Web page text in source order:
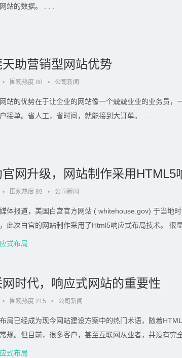
站的数据。 . . .
天助营销型网站优势
• 围观热度 88 • 公司新闻
站的优势在于让企业的网站像一个兢兢业业的业务员，
接单。省人工，省时间，就能接到大订单。 . . .
官网升级，网站制作采用HTML5
• 围观热度 89 • 公司新闻
体报道，美国白宫官方网站 ( whitehouse.gov) 于当地
此次白宫的网站制作采用了Html5响应式布局技术。 很
式布局
网时代，响应式网站的重要性
• 围观热度 215 • 公司新闻
局已经成为现今网站建设方案中的热门术语，随着
规。但目前，很多客户，甚至互联网从业者，并没有完
式布局